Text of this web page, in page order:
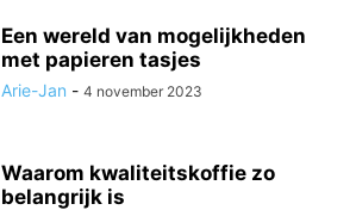
Een wereld van mogelijkheden
met papieren tasjes
Arie-Jan - 4 november 2023
Waarom kwaliteitskoffie zo
belangrijk is